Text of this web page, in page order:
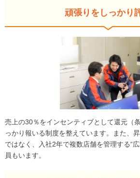
頑張りをしっかり
売上の30％をインセンティブとして還元（
っかり報いる制度を整えています。また、
ではなく、入社2年で複数店舗を管理する“
員もいます。